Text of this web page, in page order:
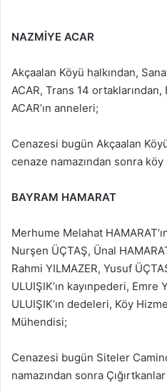
NAZMİYE ACAR
Akçaalan Köyü halkından,
ACAR, Trans 14
ACAR’ın anneleri;
Cenazesi bugün Akçaalan
cenaze namazından sonra
BAYRAM HAMARAT
Merhume Melahat
Nurşen ÜÇTAŞ, Ünal
Rahmi YILMAZER, Yusuf
ULUIŞIK’ın kayınpederi, Emre
ULUIŞIK’ın dedeleri, Köy
Mühendisi;
Cenazesi bugün Siteler
namazından sonra